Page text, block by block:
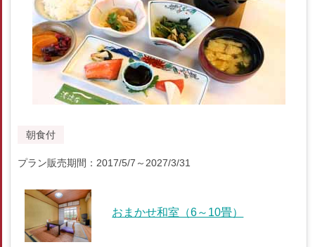
朝食付
プラン販売期間：2017/5/7～2027/3/31
おまかせ和室（6～10畳）